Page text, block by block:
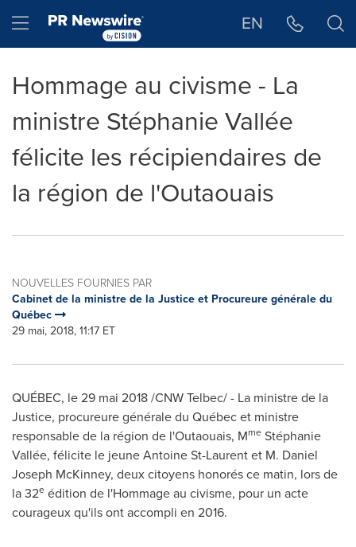
Hamburger menu EN
Hommage au civisme - La
ministre Stéphanie Vallée
félicite les récipiendaires de
la région de l'Outaouais
NOUVELLES FOURNIES PAR
Cabinet de la ministre de la Justice et Procureure générale du
Québec
29 mai, 2018, 11:17 ET
QUÉBEC, le 29 mai 2018 /CNW Telbec/ - La ministre de la
Justice, procureure générale du Québec et ministre
responsable de la région de l'Outaouais, Mme Stéphanie
Vallée, félicite le jeuneAntoine St-Laurentet M. Daniel
Joseph McKinney, deux citoyens honorés ce matin, lors de
la 32e édition de l'Hommage au civisme, pour un acte
courageux qu'ils ont accompli en 2016.